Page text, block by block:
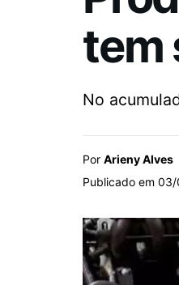
tem
No
Por Arieny Alves
Publicado em